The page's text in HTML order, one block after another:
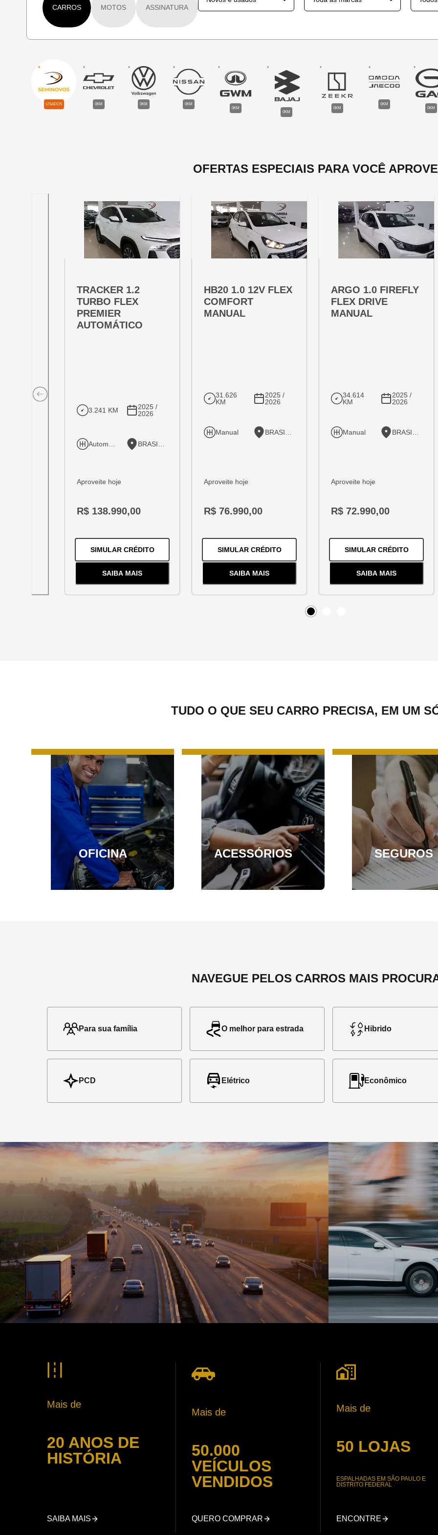
CARROS MOTOS ASSINATURA
USADOS 0KM 0KM
0KM
0KM
0KM
0KM
0KM
0KM
OFERTAS ESPECIAIS PARA VOCÊ
TRACKER 1.2
TURBO FLEX
PREMIER
AUTOMÁTICO
3.241 KM
2025 /
2026
Aproveite hoje
R$ 138.990,00
SIMULAR CRÉDITOPARA O TRACKER 1.2 TURBO FLEX PREMIER AUTOMÁTICO
SAIBA MAIS
SOBRE TRACKER 1.2 TURBO FLEX PREMIER AUTOMÁTICO
HB20 1.0 12V FLEX
COMFORT
MANUAL
31.626
KM
2025 /
2026
Manual
Aproveite hoje
R$ 76.990,00
SIMULAR CRÉDITOPARA O HB20 1.0 12V FLEX COMFORT MANUAL
SAIBA MAIS
SOBRE HB20 1.0 12V FLEX COMFORT MANUAL
ARGO 1.0 FIREFLY
FLEX DRIVE
MANUAL
34.614
KM
2025 /
2026
Manual
Aproveite hoje
R$ 72.990,00
SIMULAR CRÉDITOPARA O
SAIBA MAIS
SOBRE ARGO
TUDO O QUE SEU CARRO PRECISA, EM UM
OFICINA ACESSÓRIOS SEGUROS
NAVEGUE PELOS CARROS MAIS
Para sua família O melhor para estrada Hibrido
PCD Elétrico Econômico
Mais de
20 ANOS DE
HISTÓRIA
SAIBA MAIS
Mais de
50.000
VEÍCULOS
VENDIDOS
QUERO COMPRAR
Mais de
50 LOJAS
ESPALHADAS EM SÃO PAULO E
DISTRITO FEDERAL
ENCONTRE